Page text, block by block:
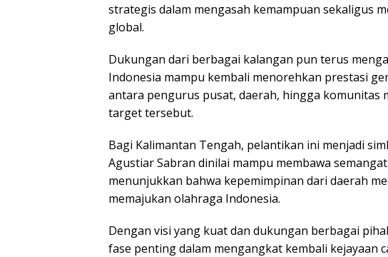
strategis dalam mengasah kemampuan sekaligus
global.
Dukungan dari berbagai kalangan pun terus
Indonesia mampu kembali menorehkan prestasi
antara pengurus pusat, daerah, hingga komunitas
target tersebut.
Bagi Kalimantan Tengah, pelantikan ini menjadi
Agustiar Sabran dinilai mampu membawa
menunjukkan bahwa kepemimpinan dari daerah
memajukan olahraga Indonesia.
Dengan visi yang kuat dan dukungan berbagai
fase penting dalam mengangkat kembali kejayaan